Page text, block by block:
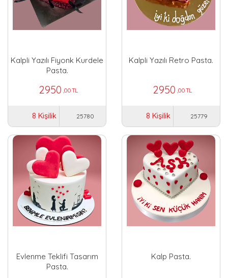
Kalpli Yazılı Fiyonk Kurdele
Pasta.
2950 ,00 TL
8 Kişilik 25780
Kalpli Yazılı Retro Pasta.
2950 ,00 TL
8 Kişilik 25779
Evlenme Teklifi Tasarım
Pasta.
Kalp Pasta.